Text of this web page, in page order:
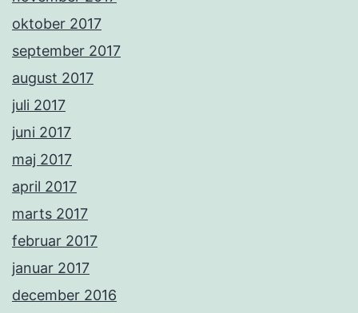
oktober 2017
september 2017
august 2017
juli 2017
juni 2017
maj 2017
april 2017
marts 2017
februar 2017
januar 2017
december 2016